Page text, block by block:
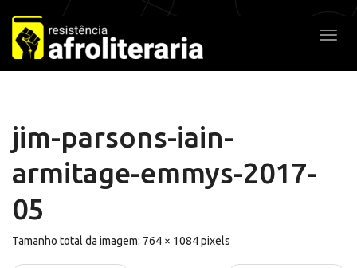
Pular
para
o
conteúdo
jim-parsons-iain-
armitage-emmys-2017-
05
Tamanho total da imagem: 764 × 1084pixels